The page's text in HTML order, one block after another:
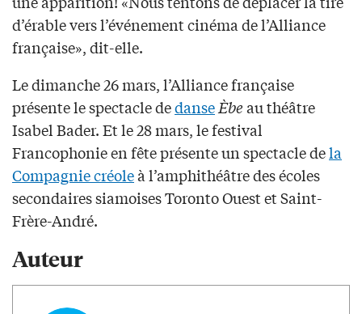
d’érable vers l’événement cinéma de l’Alliance
française», dit-elle.
Le dimanche 26 mars, l’Alliance française
présente le spectacle dedanseÈbeau théâtre
Isabel Bader. Et le 28 mars, le festival
Francophonie en fête présente un spectacle dela
Compagnie créoleà l’amphithéâtre des écoles
secondaires siamoises Toronto Ouest et Saint-
Frère-André.
Auteur